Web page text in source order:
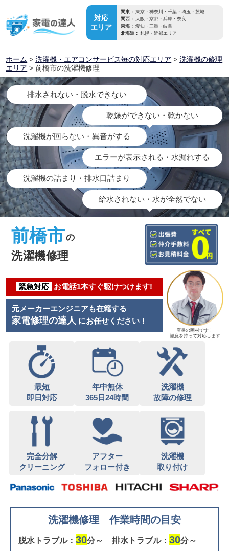
対応
エリア
関東： 東京・神奈川・千葉・埼玉・茨城
関西： 大阪・京都・兵庫・奈良
東海： 愛知・三重・岐阜
北海道： 札幌・近郊エリア
ホーム >洗濯機・エアコンサービス毎の対応エリア >洗濯機の修理
エリア > 前橋市の洗濯機修理
排水されない・脱水できない
乾燥ができない・乾かない
洗濯機が回らない・異音がする
エラーが表示される・水漏れする
洗濯機の詰まり・排水口詰まり
給水されない・水が全然でない
前橋市の
洗濯機修理
緊急対応 お電話1本すぐ駆けつけます!
元メーカーエンジニアも在籍する
家電修理の達人 にお任せください！
店長の岡村です！
誠意を持って対応します
最短
即日対応
年中無休
365日24時間
洗濯機
故障の修理
完全分解
クリーニング
アフター
フォロー付き
洗濯機
取り付け
洗濯機修理 作業時間の目安
脱水トラブル： 30分～ 排水トラブル： 30分～